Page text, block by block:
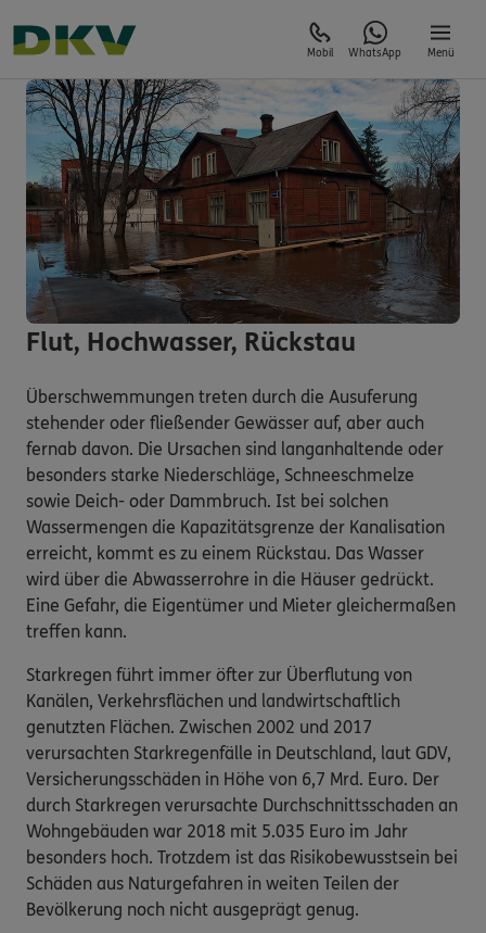
Mobil WhatsApp Menü
Flut, Hochwasser, Rückstau
Überschwemmungen treten durch die Ausuferung
stehender oder fließender Gewässer auf, aber auch
fernab davon. Die Ursachen sind langanhaltende oder
besonders starke Niederschläge, Schneeschmelze
sowie Deich- oder Dammbruch. Ist bei solchen
Wassermengen die Kapazitätsgrenze der Kanalisation
erreicht, kommt es zu einem Rückstau. Das Wasser
wird über die Abwasserrohre in die Häuser gedrückt.
Eine Gefahr, die Eigentümer und Mieter gleichermaßen
treffen kann.
Starkregen führt immer öfter zur Überflutung von
Kanälen, Verkehrsflächen und landwirtschaftlich
genutzten Flächen. Zwischen 2002 und 2017
verursachten Starkregenfälle in Deutschland, laut GDV,
Versicherungsschäden in Höhe von 6,7 Mrd. Euro. Der
durch Starkregen verursachte Durchschnittsschaden an
Wohngebäuden war 2018 mit 5.035 Euro im Jahr
besonders hoch. Trotzdem ist das Risikobewusstsein bei
Schäden aus Naturgefahren in weiten Teilen der
Bevölkerung noch nicht ausgeprägt genug.